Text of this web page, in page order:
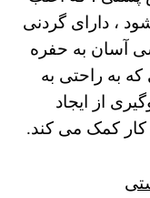
، دارای گردنی
آسان به حفره
به راحتی به
از ایجاد
کار کمک می کند.